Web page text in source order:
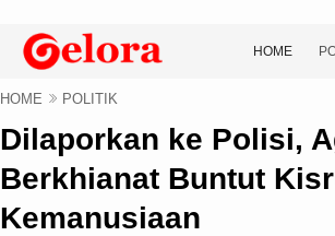
HOME
HOME POLITIK
Dilaporkan ke Polisi,
Berkhianat Buntut
Kemanusiaan